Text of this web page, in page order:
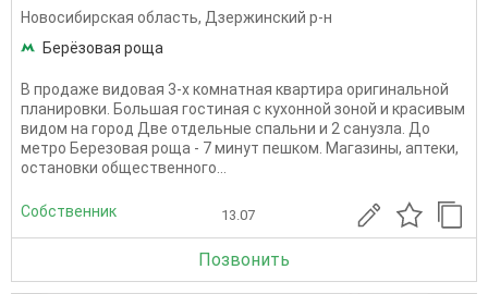
Новосибирская область, Дзержинский р-н
Берёзовая роща
В продаже видовая 3-х комнатная квартира оригинальной
планировки. Большая гостиная с кухонной зоной и красивым
видом на город Две отдельные спальни и 2 санузла. До
метро Березовая роща - 7 минут пешком. Магазины, аптеки,
остановки общественного...
Собственник 13.07
Позвонить